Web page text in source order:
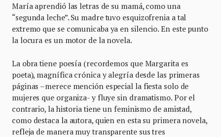
María aprendió las letras de su mamá, como una
“segunda leche”. Su madre tuvo esquizofrenia a tal
extremo que se comunicaba ya en silencio. En este punto
la locura es un motor de la novela.
La obra tiene poesía (recordemos que Margarita es
poeta), magnífica crónica y alegría desde las primeras
páginas –merece mención especial la fiesta solo de
mujeres que organiza- y fluye sin dramatismo. Por el
contrario, la historia tiene un feminismo de amistad,
como destaca la autora, quien en esta su primera novela,
refleja de manera muy transparente sus tres